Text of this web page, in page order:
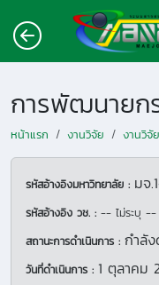
หน้าแรก งานวิจัย งานวิจั
รหัสอ้างอิงมหาวิทยาลัย : มจ
รหัสอ้างอิง วช. : -- ไม่ระบุ --
สถานะการดำเนินการ : กำลัง
วันที่ดำเนินการ : 1 ตุลาคม